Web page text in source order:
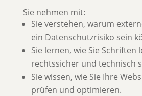
Sie nehmen mit:
Sie verstehen, warum
ein Datenschutzrisiko sein
Sie lernen, wie Sie Schriften
rechtssicher und technisch
Sie wissen, wie Sie Ihre
prüfen und optimieren.